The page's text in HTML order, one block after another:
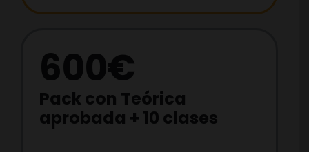
600€
Pack con Teórica
aprobada + 10 clases